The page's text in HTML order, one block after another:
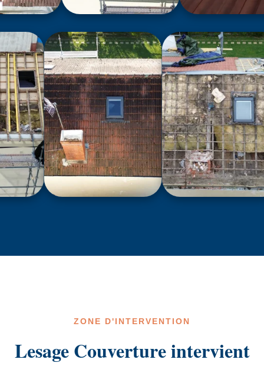
ZONE D'INTERVENTION
Lesage Couverture intervient